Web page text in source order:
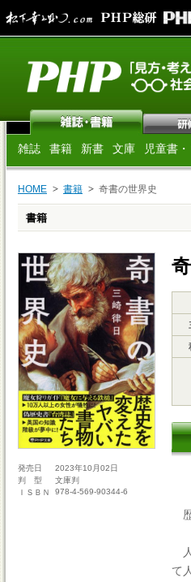
雑誌 書籍 新書 文庫 児童書・
HOME 書籍 奇書の世界史
書籍
発売日
2023年10月02日
判 型
文庫判
ＩＳＢＮ
978-4-569-90344-6
て